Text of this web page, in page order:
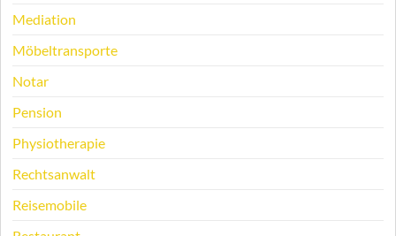
Mediation
Möbeltransporte
Notar
Pension
Physiotherapie
Rechtsanwalt
Reisemobile